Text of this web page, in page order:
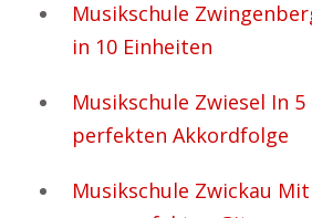
Musikschule
in 10 Einheiten
Musikschule Zwiesel In
perfekten Akkordfolge
Musikschule Zwickau